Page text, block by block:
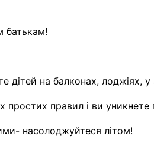
батькам!
дітей на балконах, лоджіях, у
простих правил і ви уникнете
насолоджуйтеся літом!